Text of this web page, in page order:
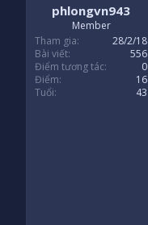
phlongvn943
Member
Tham gia
28/2/18
Bài viết
556
Điểm tương tác
0
Điểm
16
Tuổi
43